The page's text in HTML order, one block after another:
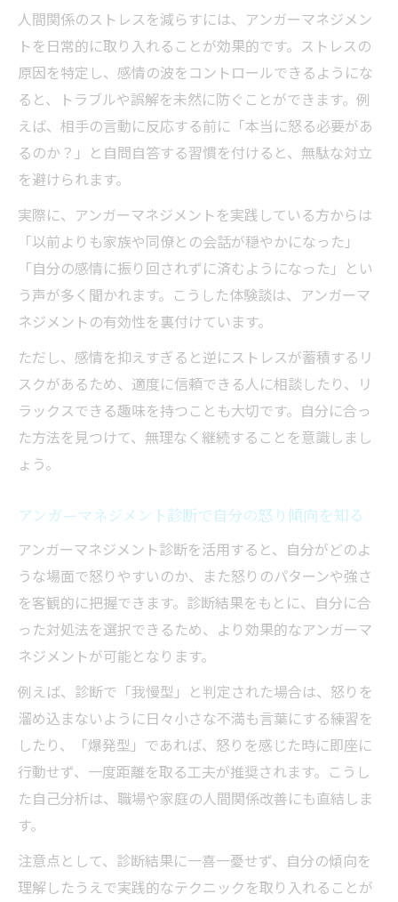
人間関係のストレスを減らすには、アンガーマネジメン
トを日常的に取り入れることが効果的です。ストレスの
原因を特定し、感情の波をコントロールできるようにな
ると、トラブルや誤解を未然に防ぐことができます。例
えば、相手の言動に反応する前に「本当に怒る必要があ
るのか？」と自問自答する習慣を付けると、無駄な対立
を避けられます。
実際に、アンガーマネジメントを実践している方からは
「以前よりも家族や同僚との会話が穏やかになった」
「自分の感情に振り回されずに済むようになった」とい
う声が多く聞かれます。こうした体験談は、アンガーマ
ネジメントの有効性を裏付けています。
ただし、感情を抑えすぎると逆にストレスが蓄積するリ
スクがあるため、適度に信頼できる人に相談したり、リ
ラックスできる趣味を持つことも大切です。自分に合っ
た方法を見つけて、無理なく継続することを意識しまし
ょう。
アンガーマネジメント診断で自分の怒り傾向を知る
アンガーマネジメント診断を活用すると、自分がどのよ
うな場面で怒りやすいのか、また怒りのパターンや強さ
を客観的に把握できます。診断結果をもとに、自分に合
った対処法を選択できるため、より効果的なアンガーマ
ネジメントが可能となります。
例えば、診断で「我慢型」と判定された場合は、怒りを
溜め込まないように日々小さな不満も言葉にする練習を
したり、「爆発型」であれば、怒りを感じた時に即座に
行動せず、一度距離を取る工夫が推奨されます。こうし
た自己分析は、職場や家庭の人間関係改善にも直結しま
す。
注意点として、診断結果に一喜一憂せず、自分の傾向を
理解したうえで実践的なテクニックを取り入れることが